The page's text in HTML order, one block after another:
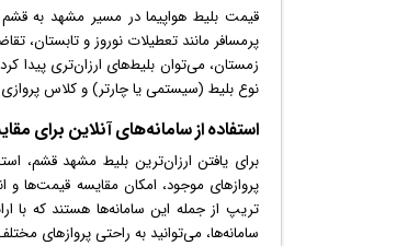
قیمت بلیط هواپیما در مسیر مشهد به
پرمسافر مانند تعطیلات نوروز و تابستان،
زمستان، می‌توان بلیط‌های ارزان‌تری پیدا
نوع بلیط (سیستمی یا چارتر) و کلاس پروازی
استفاده از سامانه‌های آنلاین برای
برای یافتن ارزان‌ترین بلیط مشهد قشم،
پروازهای موجود، امکان مقایسه قیمت‌ها و
تریپ از جمله این سامانه‌ها هستند که با
سامانه‌ها، می‌توانید به راحتی پروازهای